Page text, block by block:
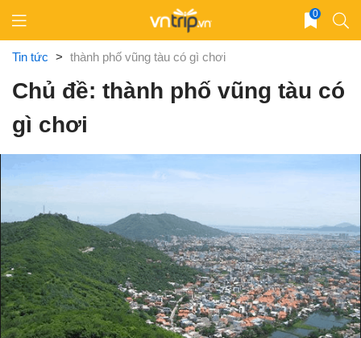
content
0
Tin tức > thành phố vũng tàu có gì chơi
Chủ đề: thành phố vũng tàu có
gì chơi